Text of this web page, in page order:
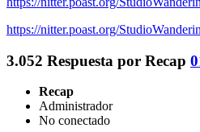
https://nitter.poast.org/
3.052 Respuesta por Recap
Recap
Administrador
No conectado